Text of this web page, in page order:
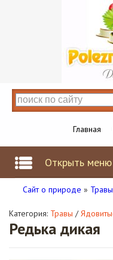
Главная
Открыть меню
Сайт о природе » Травы
Категория: Травы /
Редька дикая